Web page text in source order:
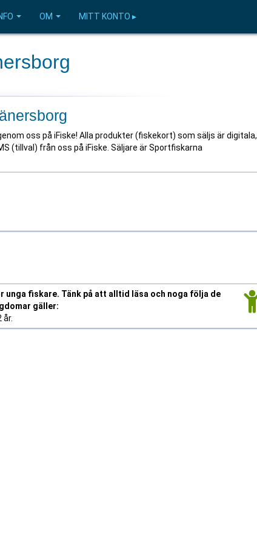
OM MITT KONTO ▸
oss på iFiske! Alla produkter (fiskekort) som säljs är digitala,
(tillval) från oss på iFiske. Säljare är Sportfiskarna
fiskare. Tänk på att alltid läsa och noga följa de
gäller: